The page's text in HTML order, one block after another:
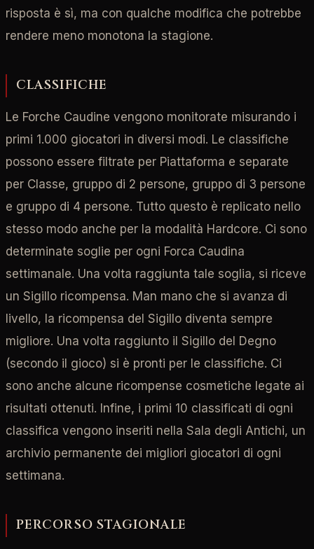
risposta è sì, ma con qualche modifica che potrebbe
rendere meno monotona la stagione.
CLASSIFICHE
Le Forche Caudine vengono monitorate misurando i
primi 1.000 giocatori in diversi modi. Le classifiche
possono essere filtrate per Piattaforma e separate
per Classe, gruppo di 2 persone, gruppo di 3 persone
e gruppo di 4 persone. Tutto questo è replicato nello
stesso modo anche per la modalità Hardcore. Ci sono
determinate soglie per ogni Forca Caudina
settimanale. Una volta raggiunta tale soglia, si riceve
un Sigillo ricompensa. Man mano che si avanza di
livello, la ricompensa del Sigillo diventa sempre
migliore. Una volta raggiunto il Sigillo del Degno
(secondo il gioco) si è pronti per le classifiche. Ci
sono anche alcune ricompense cosmetiche legate ai
risultati ottenuti. Infine, i primi 10 classificati di ogni
classifica vengono inseriti nella Sala degli Antichi, un
archivio permanente dei migliori giocatori di ogni
settimana.
PERCORSO STAGIONALE